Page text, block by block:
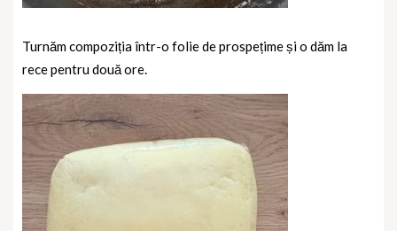
Turnăm compoziția într-o folie de prospețime și o dăm la
rece pentru două ore.